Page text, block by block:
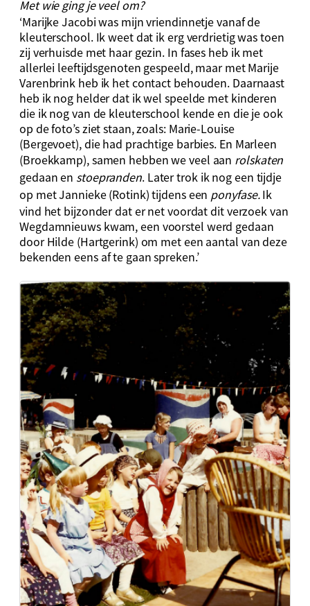
Met wie ging je veel om?
‘Marijke Jacobi was mijn vriendinnetje vanaf de
kleuterschool. Ik weet dat ik erg verdrietig was toen
zij verhuisde met haar gezin. In fases heb ik met
allerlei leeftijdsgenoten gespeeld, maar met Marije
Varenbrink heb ik het contact behouden. Daarnaast
heb ik nog helder dat ik wel speelde met kinderen
die ik nog van de kleuterschool kende en die je ook
op de foto’s ziet staan, zoals: Marie-Louise
(Bergevoet), die had prachtige barbies. En Marleen
(Broekkamp), samen hebben we veel aan rolskaten
gedaan en stoepranden. Later trok ik nog een tijdje
op met Jannieke (Rotink) tijdens een ponyfase.Ik
vind het bijzonder dat er net voordat dit verzoek van
Wegdamnieuws kwam, een voorstel werd gedaan
door Hilde (Hartgerink) om met een aantal van deze
bekenden eens af te gaan spreken.’